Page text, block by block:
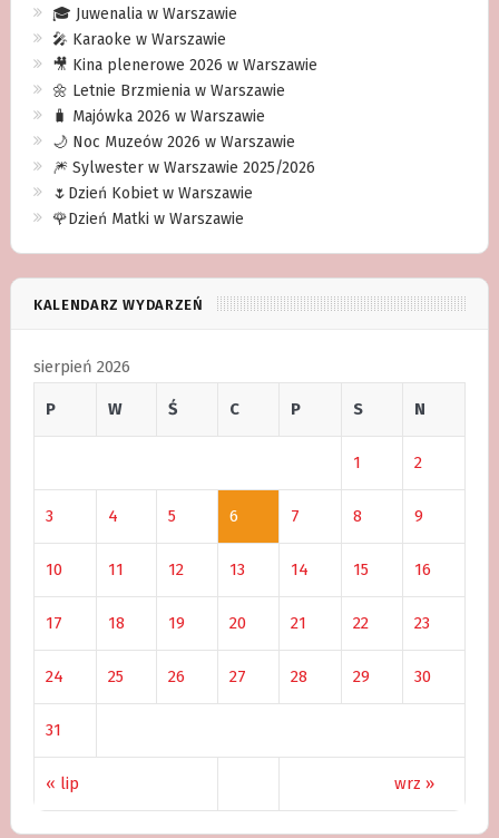
🎓 Juwenalia w Warszawie
🎤 Karaoke w Warszawie
🎥 Kina plenerowe 2026 w Warszawie
🌼 Letnie Brzmienia w Warszawie
🧳 Majówka 2026 w Warszawie
🌙 Noc Muzeów 2026 w Warszawie
🎆 Sylwester w Warszawie 2025/2026
🌷Dzień Kobiet w Warszawie
🌹Dzień Matki w Warszawie
KALENDARZ WYDARZEŃ
sierpień 2026
P W Ś C P S N
« lip wrz »
1 2
3 4 5 6 7 8 9
10 11 12 13 14 15 16
17 18 19 20 21 22 23
24 25 26 27 28 29 30
31